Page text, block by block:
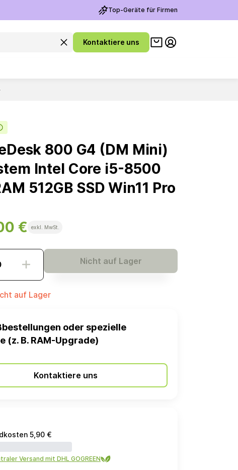
Top-Geräte für Firmen
Suchanfrage leeren
Kontaktiere uns
Warenkorb ansehen
800 G4 (DM Mini)
Intel Core i5-8500
512GB SSD Win11 Pro
€ exkl. MwSt.
Nicht auf Lager
auf Lager
oder spezielle
(z. B. RAM-Upgrade)
Kontaktiere uns
5,90 €
Versand mit DHL GOGREEN